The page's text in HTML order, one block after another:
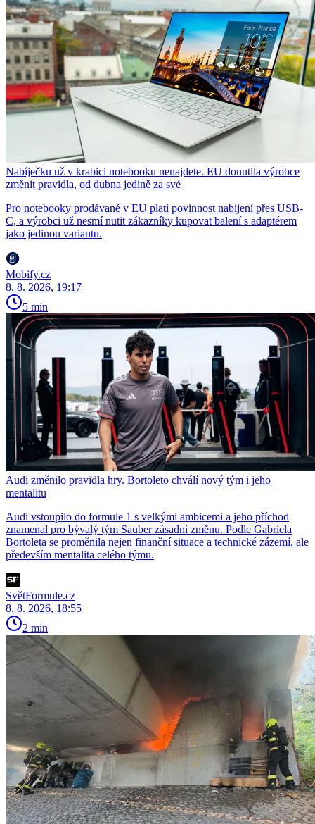
Nabíječku už v krabici notebooku nenajdete. EU donutila výrobce
změnit pravidla, od dubna jedině za své
Pro notebooky prodávané v EU platí povinnost nabíjení přes USB-
C, a výrobci už nesmí nutit zákazníky kupovat balení s adaptérem
jako jedinou variantu.
Mobify.cz
8. 8. 2026, 19:17
5 min
Audi změnilo pravidla hry. Bortoleto chválí nový tým i jeho
mentalitu
Audi vstoupilo do formule 1 s velkými ambicemi a jeho příchod
znamenal pro bývalý tým Sauber zásadní změnu. Podle Gabriela
Bortoleta se proměnila nejen finanční situace a technické zázemí, ale
především mentalita celého týmu.
SvětFormule.cz
8. 8. 2026, 18:55
2 min